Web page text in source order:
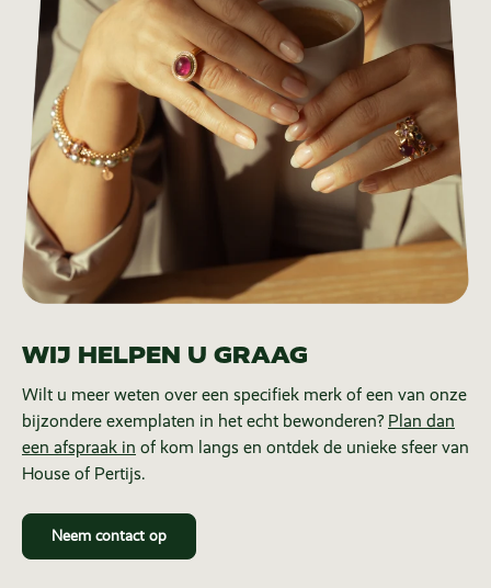
WIJ HELPEN U GRAAG
Wilt u meer weten over een specifiek merk of een van onze
bijzondere exemplaten in het echt bewonderen? Plan dan
een afspraak in of kom langs en ontdek de unieke sfeer van
House of Pertijs.
Neem contact op